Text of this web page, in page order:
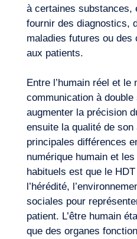
à certaines substances,
fournir des diagnostics,
maladies futures ou des
aux patients.
Entre l’humain réel et le
communication à double
augmenter la précision
ensuite la qualité de son
principales différences
numérique humain et
habituels est que le
l’hérédité,
sociales pour
patient. L’être humain
que des organes